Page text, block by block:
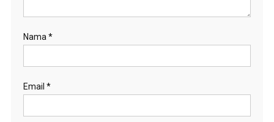
Nama*
Email *